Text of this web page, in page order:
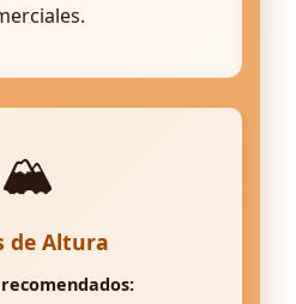
🏔️
de Altura